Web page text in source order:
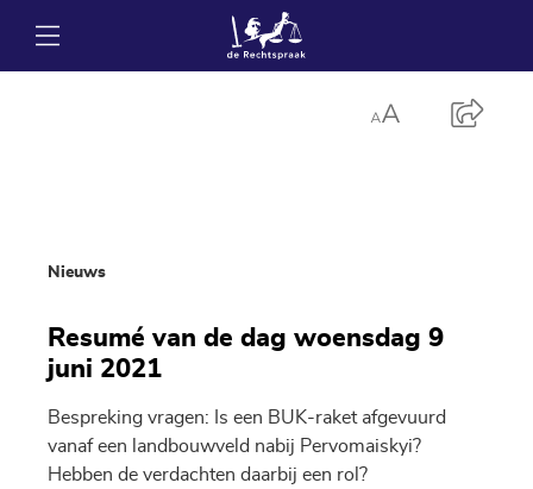
Nieuws
Resumé van de dag woensdag 9
juni 2021
Bespreking vragen: Is een BUK-raket afgevuurd
vanaf een landbouwveld nabij Pervomaiskyi?
Hebben de verdachten daarbij een rol?